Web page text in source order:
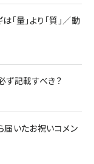
量」より「質」／動
記載すべき？
いたお祝いコメン